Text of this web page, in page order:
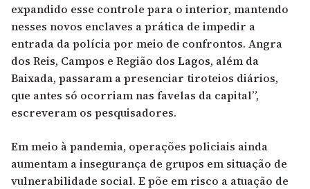
expandido esse controle para o interior, mantendo
nesses novos enclaves a prática de impedir a
entrada da polícia por meio de confrontos. Angra
dos Reis, Campos e Região dos Lagos, além da
Baixada, passaram a presenciar tiroteios diários,
que antes só ocorriam nas favelas da capital”,
escreveram os pesquisadores.
Em meio à pandemia, operações policiais ainda
aumentam a insegurança de grupos em situação de
vulnerabilidade social. E põe em risco a atuação de